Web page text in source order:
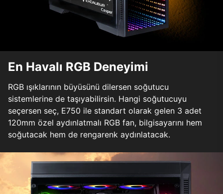
En Havalı RGB Deneyimi
RGB ışıklarının büyüsünü dilersen soğutucu
sistemlerine de taşıyabilirsin. Hangi soğutucuyu
seçersen seç, E750 ile standart olarak gelen 3 adet
120mm özel aydınlatmalı RGB fan, bilgisayarını hem
soğutacak hem de rengarenk aydınlatacak.